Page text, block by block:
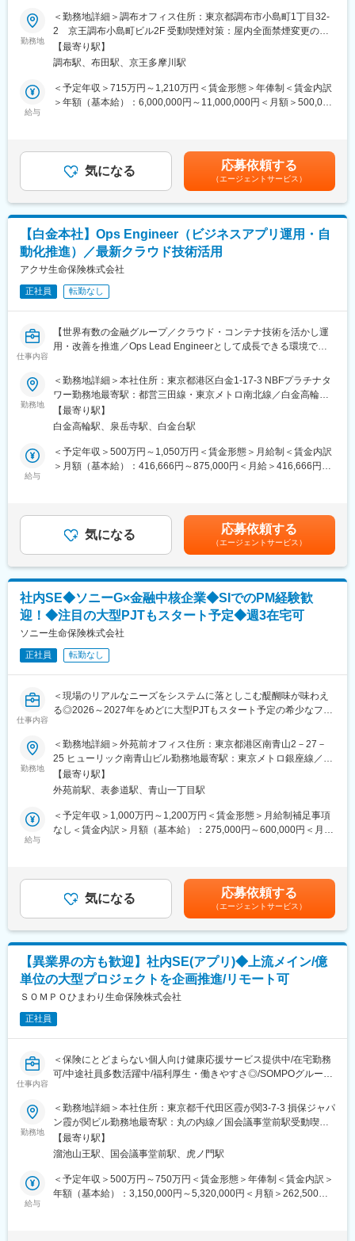
利の増進やライフマネジメント？（人生を経営する）に関するア
ドバイスをお届けしています。
入社後はスキル・ご経験に応じてOJTを実施し、その後はユーザ
ー（社内）との要件定義や開発ベンダーのとりまとめなどをお任
せします。また本ポジションでは、従来の開発推進に加え、AWS
を中心としたクラウド環境のアーキテクチャ設計・構築をリード
いただく役割を期待しています。単なるプロジェクト管理ではな
く、技術的意思決定を担うPMとして主体的に関われるポジション
です。※生命保険システム未経験の方もキャッチアップ可能です。
・プロジェクトの立ち上げ、計画策定、進捗管理、課題管理、品
質管理
・新規案件等の要件調整（ユーザー（社員）折衝、課題抽出、提
・開発ベンダー（常駐要員含む）進捗管理
・各種レポート、報告書の作成
組織はマネジメントを含め6名で構成されており、全員が中途入社
です。
いています。今後は30代前後の中核人材・即戦力人材の採用・強
化にも注力しています。
■企業特徴
当社は社長であっても「さん」付けで呼ぶ、役職を超えたフラッ
トな文化が特徴です。新卒採用を行っておらず、全員中途入社の
ため様々な価値観を認め合い互いを尊敬し合う風土があります。
る社風は外資系ならではです。
メンバーに確認できるような環境です。始めは小規模の案件から
取り組んでいただき、徐々に大きい規模の案件をお任せしていく
想定です。
■働き方
・就業時刻は9:00～17:00、月残業平均20Hのため18:00には退社
する社員が多い環境です。
・週3日の在宅勤務が可能です。(OJT期間は原則出社／個々人の
事情により在宅頻度は相談可)
・3～4か月に1度夜間対応が発生します。主に協力会社の立ち合
変更の範囲：会社の定める業務
勤務地
＜勤務地詳細＞調布オフィス住所：東京都調布市小島町1丁目32-
2 京王調布小島町ビル2F 受動喫煙対策：屋内全面禁煙変更の範
囲：会社の定める事業所（リモートワーク含む）
【最寄り駅】
調布駅、布田駅、京王多摩川駅
給与
＜予定年収＞715万円～1,210万円＜賃金形態＞年俸制＜賃金内訳
＞年額（基本給）：6,000,000円～11,000,000円＜月額＞500,000
当が含まれていますが、平均残業時間であり月の残業時間により
変動します（残業手当は1分単位で計算）。・管理職採用の場合は
残業代支給無し賃金はあくまでも目安の金額であり、選考を通じ
て上下する可能性があります。月給(月額)は固定手当を含めた表記
です。
気になる 応募依頼する
（エージェントサービス）
【白金本社】Ops Engineer（ビジネスアプリ運用・自
動化推進）／最新クラウド技術活用
アクサ生命保険株式会社
正社員 転勤なし
仕事内容
【世界有数の金融グループ／クラウド・コンテナ技術を活かし運
用・改善を推進／Ops Lead Engineerとして成長できる環境で
■業務概要
当社のビジネスアプリケーション運用部門において、Ops Lead
Engineerとして運用・保守やリリース管理、自動化・監視の仕組
み構築をリードします。CI/CDや各種自動化ツールを駆使し、業
務プロセスの効率化と品質向上を推進。グローバルなチームやパ
ートナー企業と連携しながら、安定した運用と継続的な改善活動
を担っていただきます。
■業務詳細
やControl-M、GitHub等を活用した変更・リリース管理、CI/CDパ
イプライン設計・自動化推進、運用作業の自動化、Prometheus・
Grafana・Dynatrace等を用いた監視・アラート設計、AWSや
ーやパートナーへの技術サポート、プロダクトチームとの品質・
パフォーマンス改善推進、日本語・英語でのコミュニケーション
を担当します。
AWS、OpenShift、Jenkins、GitHub、Prometheus、Grafana、
Dynatrace等、モダンな運用環境を取り扱います。
運用から改善まで一貫して携わり、最新技術やグローバルな業務
経験を積むことが可能です。
アクサ生命はアクサのメンバーカンパニーとして 1994 年に設立
されました。アクサが世界で培ってきた知識と経験を活かし、
315 万人のお客さまから 571 万件のご契約をお引き受けしていま
す。1934年の日本団体生命創業以来築いてきた全国 511 の商工会
障や医療・がん保障、年金、資産形成などの幅広い商品、企業福
利の増進やライフマネジメント？（人生を経営する）に関するア
勤務地
＜勤務地詳細＞本社住所：東京都港区白金1-17-3 NBFプラチナタ
ワー勤務地最寄駅：都営三田線・東京メトロ南北線／白金高輪駅
受動喫煙対策：屋内喫煙可能場所あり
【最寄り駅】
白金高輪駅、泉岳寺駅、白金台駅
給与
＜予定年収＞500万円～1,050万円＜賃金形態＞月給制＜賃金内訳
＞月額（基本給）：416,666円～875,000円＜月給＞416,666円～
月給(月額)は固定手当を含めた表記です。
気になる 応募依頼する
（エージェントサービス）
社内SE◆ソニーG×金融中核企業◆SIでのPM経験歓
迎！◆注目の大型PJTもスタート予定◆週3在宅可
ソニー生命保険株式会社
正社員 転勤なし
仕事内容
＜現場のリアルなニーズをシステムに落としこむ醍醐味が味わえ
る◎2026～2027年をめどに大型PJTもスタート予定の希少なフェ
■担当業務：
社内SEとして、各種業務システムの開発（計画作成、PJ管理、委
託先選定、要件定義等の上流工程業務）を担当頂きます。
主に要件定義と外部設計以降はレビューのみ（直しにくい設定に
なってないかのチェック等）、またユーザーテストが中心で、詳
細設計移行の開発は協力会社となります。
30～40名ほどです。
・営業システム開発部：AIを含む新技術の活用・社員の新技術・
データ利活用、企画推進により効率的・効果的にシステム構築・
ョンに係るシステム開発
・新商品システム開発部：新商品・数理・経理・財務・業績・営
業報酬・内部管理などに係るシステム開発
例：トータルライフプランシュミレーションツール
■働き方：
・ビジネスカジュアル
◎「システムをつくるだけではなく、使いこなしていこうとする
気概」がある会社
システムを使う人のことを考え抜いたシステム開発環境で、ビジ
ネスや業務の領域と関わりながらシステム開発をリードできる特
め、要件定義も互いの意見がしやすい社風です。
ただ要望通りに開発を行うのではなく、その背景や経営課題、現
勤務地
＜勤務地詳細＞外苑前オフィス住所：東京都港区南青山2－27－
25 ヒューリック南青山ビル勤務地最寄駅：東京メトロ銀座線／外
苑前駅受動喫煙対策：屋内全面禁煙変更の範囲：無
【最寄り駅】
外苑前駅、表参道駅、青山一丁目駅
給与
＜予定年収＞1,000万円～1,200万円＜賃金形態＞月給制補足事項
なし＜賃金内訳＞月額（基本給）：275,000円～600,000円＜月給
あります。月給(月額)は固定手当を含めた表記です。
気になる 応募依頼する
（エージェントサービス）
【異業界の方も歓迎】社内SE(アプリ)◆上流メイン/億
単位の大型プロジェクトを企画推進/リモート可
ＳＯＭＰＯひまわり生命保険株式会社
正社員
仕事内容
＜保険にとどまらない個人向け健康応援サービス提供中/在宅勤務
可/中途社員多数活躍中/福利厚生・働きやすさ◎/SOMPOグループ
■業務内容
生命保険事業を主軸とする当社の基幹システムやWEBアプリケー
ションの開発における以下の工程をお任せします。
・企画、要件定義
・開発管理、成果物レビュー
・保守業務
※実構築工程は外部ベンダーに委託しているので、担っていただく
勤務地
＜勤務地詳細＞本社住所：東京都千代田区霞が関3-7-3 損保ジャパ
ン霞が関ビル勤務地最寄駅：丸の内線／国会議事堂前駅受動喫煙
対策：屋内全面禁煙変更の範囲：会社の定める事業所（リモート
ワーク含む）
【最寄り駅】
溜池山王駅、国会議事堂前駅、虎ノ門駅
給与
＜予定年収＞500万円～750万円＜賃金形態＞年俸制＜賃金内訳＞
年額（基本給）：3,150,000円～5,320,000円＜月額＞262,500円